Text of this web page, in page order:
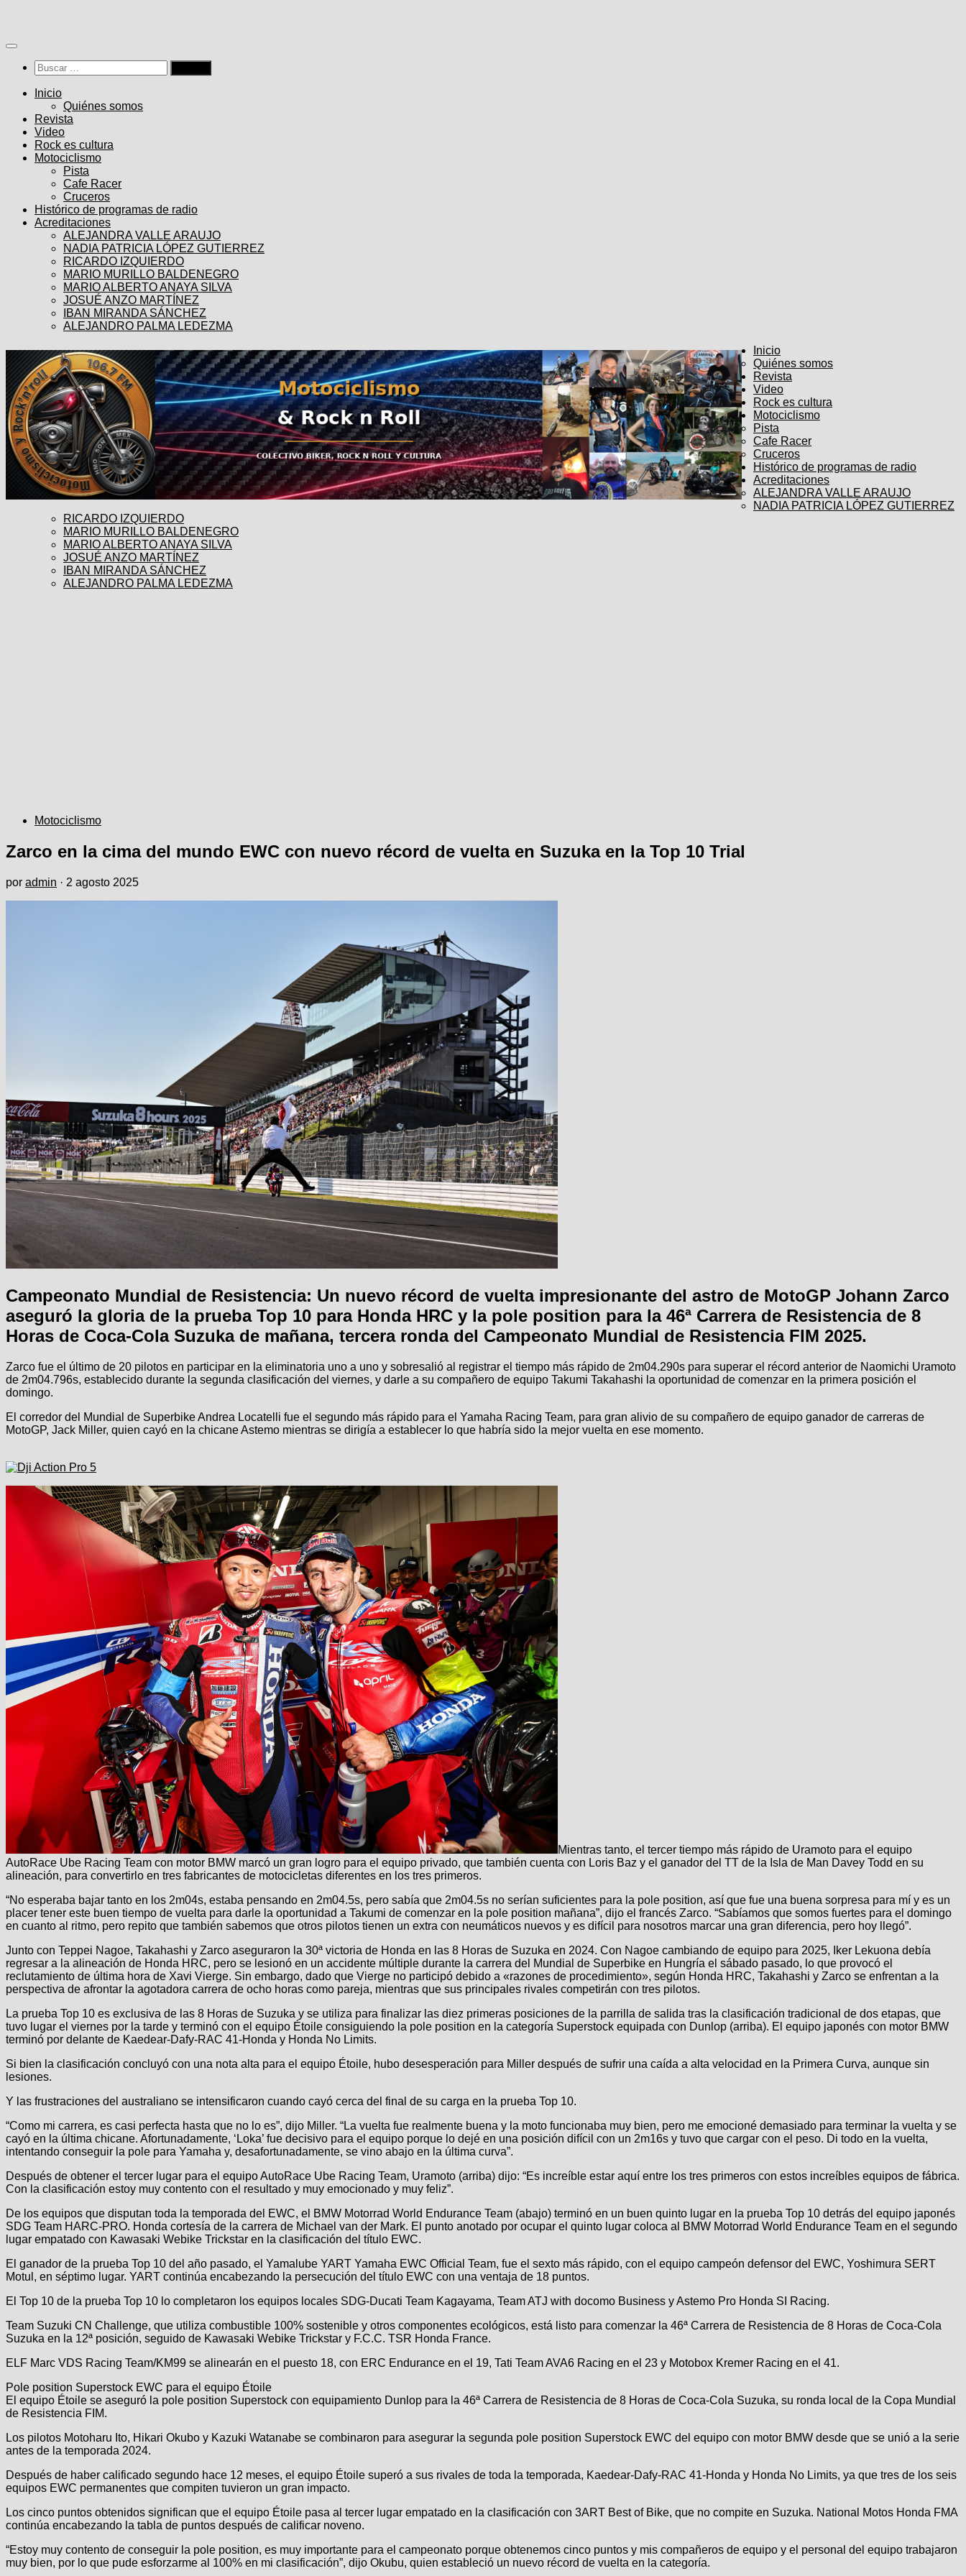
contenido
Buscar:
Inicio
Quiénes somos
Revista
Video
Rock es cultura
Motociclismo
Pista
Cafe Racer
Cruceros
Histórico de programas de radio
Acreditaciones
ALEJANDRA VALLE ARAUJO
NADIA PATRICIA LÓPEZ GUTIERREZ
RICARDO IZQUIERDO
MARIO MURILLO BALDENEGRO
MARIO ALBERTO ANAYA SILVA
JOSUÉ ANZO MARTÍNEZ
IBAN MIRANDA SÁNCHEZ
ALEJANDRO PALMA LEDEZMA
Inicio
Quiénes somos
Revista
Video
Rock es cultura
Motociclismo
Pista
Cafe Racer
Cruceros
Histórico de programas de radio
Acreditaciones
ALEJANDRA VALLE ARAUJO
NADIA PATRICIA LÓPEZ GUTIERREZ
RICARDO IZQUIERDO
MARIO MURILLO BALDENEGRO
MARIO ALBERTO ANAYA SILVA
JOSUÉ ANZO MARTÍNEZ
IBAN MIRANDA SÁNCHEZ
ALEJANDRO PALMA LEDEZMA
Motociclismo
Zarco en la cima del mundo EWC con nuevo récord de vuelta en Suzuka en la Top 10 Trial
por admin · 2 agosto 2025
Campeonato Mundial de Resistencia: Un nuevo récord de vuelta impresionante del astro de MotoGP Johann Zarco
aseguró la gloria de la prueba Top 10 para Honda HRC y la pole position para la 46ª Carrera de Resistencia de 8
Horas de Coca-Cola Suzuka de mañana, tercera ronda del Campeonato Mundial de Resistencia FIM 2025.
Zarco fue el último de 20 pilotos en participar en la eliminatoria uno a uno y sobresalió al registrar el tiempo más rápido de 2m04.290s para superar el récord anterior de Naomichi Uramoto
de 2m04.796s, establecido durante la segunda clasificación del viernes, y darle a su compañero de equipo Takumi Takahashi la oportunidad de comenzar en la primera posición el
domingo.
El corredor del Mundial de Superbike Andrea Locatelli fue el segundo más rápido para el Yamaha Racing Team, para gran alivio de su compañero de equipo ganador de carreras de
MotoGP, Jack Miller, quien cayó en la chicane Astemo mientras se dirigía a establecer lo que habría sido la mejor vuelta en ese momento.
Mientras tanto, el tercer tiempo más rápido de Uramoto para el equipo
AutoRace Ube Racing Team con motor BMW marcó un gran logro para el equipo privado, que también cuenta con Loris Baz y el ganador del TT de la Isla de Man Davey Todd en su
alineación, para convertirlo en tres fabricantes de motocicletas diferentes en los tres primeros.
“No esperaba bajar tanto en los 2m04s, estaba pensando en 2m04.5s, pero sabía que 2m04.5s no serían suficientes para la pole position, así que fue una buena sorpresa para mí y es un
placer tener este buen tiempo de vuelta para darle la oportunidad a Takumi de comenzar en la pole position mañana”, dijo el francés Zarco. “Sabíamos que somos fuertes para el domingo
en cuanto al ritmo, pero repito que también sabemos que otros pilotos tienen un extra con neumáticos nuevos y es difícil para nosotros marcar una gran diferencia, pero hoy llegó”.
Junto con Teppei Nagoe, Takahashi y Zarco aseguraron la 30ª victoria de Honda en las 8 Horas de Suzuka en 2024. Con Nagoe cambiando de equipo para 2025, Iker Lekuona debía
regresar a la alineación de Honda HRC, pero se lesionó en un accidente múltiple durante la carrera del Mundial de Superbike en Hungría el sábado pasado, lo que provocó el
reclutamiento de última hora de Xavi Vierge. Sin embargo, dado que Vierge no participó debido a «razones de procedimiento», según Honda HRC, Takahashi y Zarco se enfrentan a la
perspectiva de afrontar la agotadora carrera de ocho horas como pareja, mientras que sus principales rivales competirán con tres pilotos.
La prueba Top 10 es exclusiva de las 8 Horas de Suzuka y se utiliza para finalizar las diez primeras posiciones de la parrilla de salida tras la clasificación tradicional de dos etapas, que
tuvo lugar el viernes por la tarde y terminó con el equipo Étoile consiguiendo la pole position en la categoría Superstock equipada con Dunlop (arriba). El equipo japonés con motor BMW
terminó por delante de Kaedear-Dafy-RAC 41-Honda y Honda No Limits.
Si bien la clasificación concluyó con una nota alta para el equipo Étoile, hubo desesperación para Miller después de sufrir una caída a alta velocidad en la Primera Curva, aunque sin
lesiones.
Y las frustraciones del australiano se intensificaron cuando cayó cerca del final de su carga en la prueba Top 10.
“Como mi carrera, es casi perfecta hasta que no lo es”, dijo Miller. “La vuelta fue realmente buena y la moto funcionaba muy bien, pero me emocioné demasiado para terminar la vuelta y se
cayó en la última chicane. Afortunadamente, ‘Loka’ fue decisivo para el equipo porque lo dejé en una posición difícil con un 2m16s y tuvo que cargar con el peso. Di todo en la vuelta,
intentando conseguir la pole para Yamaha y, desafortunadamente, se vino abajo en la última curva”.
Después de obtener el tercer lugar para el equipo AutoRace Ube Racing Team, Uramoto (arriba) dijo: “Es increíble estar aquí entre los tres primeros con estos increíbles equipos de fábrica.
Con la clasificación estoy muy contento con el resultado y muy emocionado y muy feliz”.
De los equipos que disputan toda la temporada del EWC, el BMW Motorrad World Endurance Team (abajo) terminó en un buen quinto lugar en la prueba Top 10 detrás del equipo japonés
SDG Team HARC-PRO. Honda cortesía de la carrera de Michael van der Mark. El punto anotado por ocupar el quinto lugar coloca al BMW Motorrad World Endurance Team en el segundo
lugar empatado con Kawasaki Webike Trickstar en la clasificación del título EWC.
El ganador de la prueba Top 10 del año pasado, el Yamalube YART Yamaha EWC Official Team, fue el sexto más rápido, con el equipo campeón defensor del EWC, Yoshimura SERT
Motul, en séptimo lugar. YART continúa encabezando la persecución del título EWC con una ventaja de 18 puntos.
El Top 10 de la prueba Top 10 lo completaron los equipos locales SDG-Ducati Team Kagayama, Team ATJ with docomo Business y Astemo Pro Honda SI Racing.
Team Suzuki CN Challenge, que utiliza combustible 100% sostenible y otros componentes ecológicos, está listo para comenzar la 46ª Carrera de Resistencia de 8 Horas de Coca-Cola
Suzuka en la 12ª posición, seguido de Kawasaki Webike Trickstar y F.C.C. TSR Honda France.
ELF Marc VDS Racing Team/KM99 se alinearán en el puesto 18, con ERC Endurance en el 19, Tati Team AVA6 Racing en el 23 y Motobox Kremer Racing en el 41.
Pole position Superstock EWC para el equipo Étoile
El equipo Étoile se aseguró la pole position Superstock con equipamiento Dunlop para la 46ª Carrera de Resistencia de 8 Horas de Coca-Cola Suzuka, su ronda local de la Copa Mundial
de Resistencia FIM.
Los pilotos Motoharu Ito, Hikari Okubo y Kazuki Watanabe se combinaron para asegurar la segunda pole position Superstock EWC del equipo con motor BMW desde que se unió a la serie
antes de la temporada 2024.
Después de haber calificado segundo hace 12 meses, el equipo Étoile superó a sus rivales de toda la temporada, Kaedear-Dafy-RAC 41-Honda y Honda No Limits, ya que tres de los seis
equipos EWC permanentes que compiten tuvieron un gran impacto.
Los cinco puntos obtenidos significan que el equipo Étoile pasa al tercer lugar empatado en la clasificación con 3ART Best of Bike, que no compite en Suzuka. National Motos Honda FMA
continúa encabezando la tabla de puntos después de calificar noveno.
“Estoy muy contento de conseguir la pole position, es muy importante para el campeonato porque obtenemos cinco puntos y mis compañeros de equipo y el personal del equipo trabajaron
muy bien, por lo que pude esforzarme al 100% en mi clasificación”, dijo Okubu, quien estableció un nuevo récord de vuelta en la categoría.